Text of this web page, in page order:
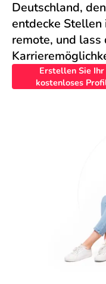
Deutschland,
entdecke
remote, und
Erstellen Sie Ihr
kostenloses